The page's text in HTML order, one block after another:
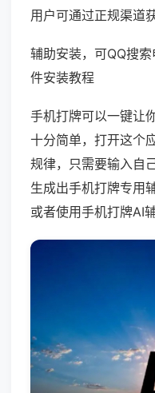
用户可通过正规渠道
辅助安装，可QQ搜
件安装教程
手机打牌可以一键让
十分简单，打开这个
规律，只需要输入自
生成出手机打牌专用
或者使用手机打牌AI